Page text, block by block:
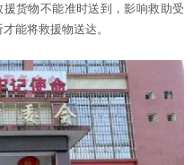
货物不能准时送到，影响救助受
能将救援物送达。